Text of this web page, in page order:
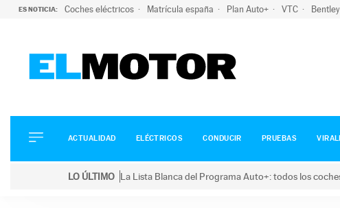
ES NOTICIA: Coches eléctricos Matrícula españa Plan Auto+ VTC Bentley
ELÉCTRICOS
CONDUCIR
ACTUALIDAD ELÉCTRICOS CONDUCIR PRUEBAS
LO ÚLTIMO La Lista Blanca del Programa Auto+: todos los